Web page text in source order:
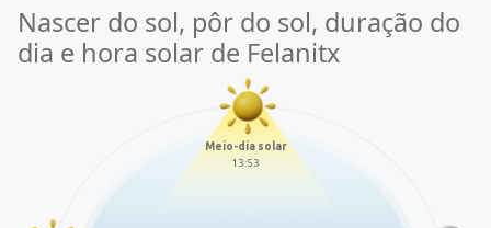
Nascer do sol, pôr do sol, duração do
dia e hora solar de Felanitx
Meio-dia solar
13:53